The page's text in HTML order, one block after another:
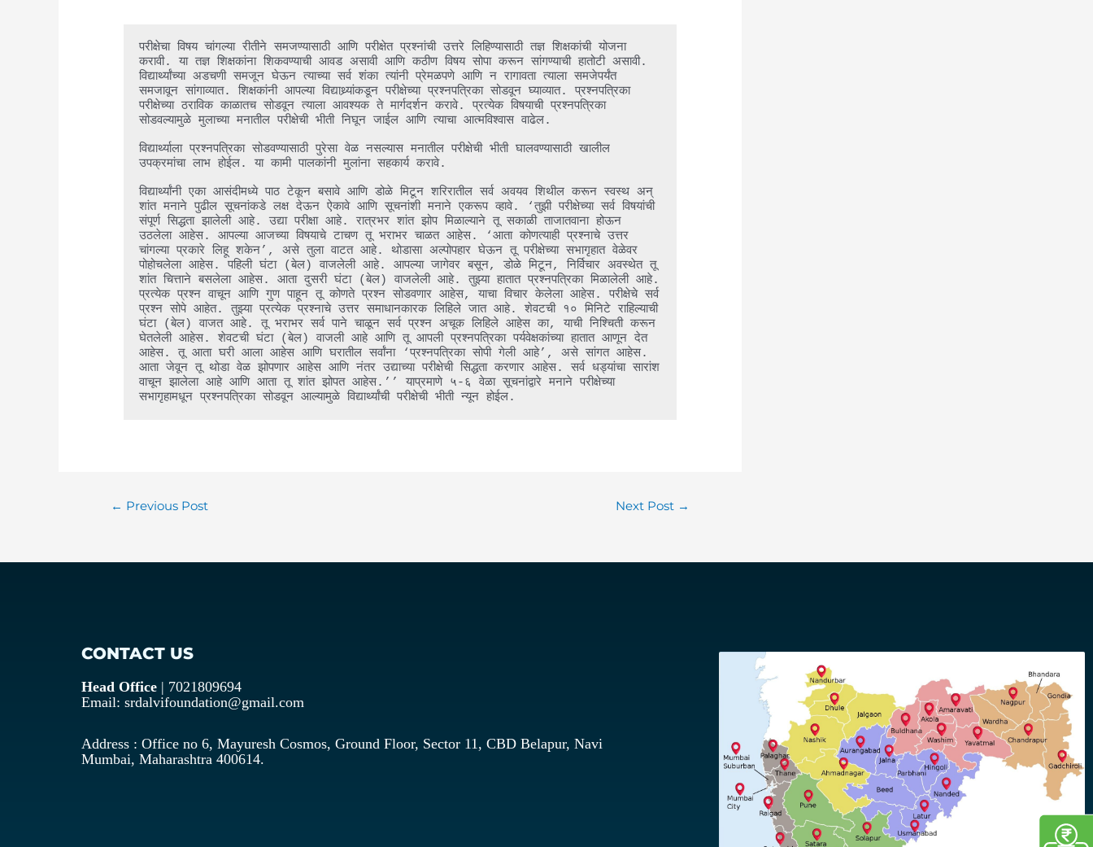
परीक्षेचा विषय चांगल्या रीतीने समजण्यासाठी आणि परीक्षेत प्रश्नांची उत्तरे लिहिण्यासाठी तज्ञ शिक्षकांची योजना
करावी. या तज्ञ शिक्षकांना शिकवण्याची आवड असावी आणि कठीण विषय सोपा करून सांगण्याची हातोटी असावी.
विद्यार्थ्यांच्या अडचणी समजून घेऊन त्याच्या सर्व शंका त्यांनी प्रेमळपणे आणि न रागावता त्याला समजेपर्यंत
समजावून सांगाव्यात. शिक्षकांनी आपल्या विद्याथ्र्यांकडून परीक्षेच्या प्रश्नपत्रिका सोडवून घ्याव्यात. प्रश्नपत्रिका
परीक्षेच्या ठराविक काळातच सोडवून त्याला आवश्यक ते मार्गदर्शन करावे. प्रत्येक विषयाची प्रश्नपत्रिका
सोडवल्यामुळे मुलाच्या मनातील परीक्षेची भीती निघून जाईल आणि त्याचा आत्मविश्वास वाढेल.
विद्यार्थ्याला प्रश्नपत्रिका सोडवण्यासाठी पुरेसा वेळ नसल्यास मनातील परीक्षेची भीती घालवण्यासाठी खालील
उपक्रमांचा लाभ होईल. या कामी पालकांनी मुलांना सहकार्य करावे.
विद्यार्थ्यांनी एका आसंदीमध्ये पाठ टेकून बसावे आणि डोळे मिटून शरिरातील सर्व अवयव शिथील करून स्वस्थ अन्
शांत मनाने पुढील सूचनांकडे लक्ष देऊन ऐकावे आणि सूचनांशी मनाने एकरूप व्हावे. ‘तुझी परीक्षेच्या सर्व विषयांची
संपूर्ण सिद्धता झालेली आहे. उद्या परीक्षा आहे. रात्रभर शांत झोप मिळाल्याने तू सकाळी ताजातवाना होऊन
उठलेला आहेस. आपल्या आजच्या विषयाचे टाचण तू भराभर चाळत आहेस. ‘आता कोणत्याही प्रश्नाचे उत्तर
चांगल्या प्रकारे लिहू शकेन’, असे तुला वाटत आहे. थोडासा अल्पोपहार घेऊन तू परीक्षेच्या सभागृहात वेळेवर
पोहोचलेला आहेस. पहिली घंटा (बेल) वाजलेली आहे. आपल्या जागेवर बसून, डोळे मिटून, निर्विचार अवस्थेत तू
शांत चित्ताने बसलेला आहेस. आता दुसरी घंटा (बेल) वाजलेली आहे. तुझ्या हातात प्रश्नपत्रिका मिळालेली आहे.
प्रत्येक प्रश्न वाचून आणि गुण पाहून तू कोणते प्रश्न सोडवणार आहेस, याचा विचार केलेला आहेस. परीक्षेचे सर्व
प्रश्न सोपे आहेत. तुझ्या प्रत्येक प्रश्नाचे उत्तर समाधानकारक लिहिले जात आहे. शेवटची १० मिनिटे राहिल्याची
घंटा (बेल) वाजत आहे. तू भराभर सर्व पाने चाळून सर्व प्रश्न अचूक लिहिले आहेस का, याची निश्चिती करून
घेतलेली आहेस. शेवटची घंटा (बेल) वाजली आहे आणि तू आपली प्रश्नपत्रिका पर्यवेक्षकांच्या हातात आणून देत
आहेस. तू आता घरी आला आहेस आणि घरातील सर्वांना ‘प्रश्नपत्रिका सोपी गेली आहे’, असे सांगत आहेस.
आता जेवून तू थोडा वेळ झोपणार आहेस आणि नंतर उद्याच्या परीक्षेची सिद्धता करणार आहेस. सर्व धड्यांचा सारांश
वाचून झालेला आहे आणि आता तू शांत झोपत आहेस.’’ याप्रमाणे ५-६ वेळा सूचनांद्वारे मनाने परीक्षेच्या
सभागृहामधून प्रश्नपत्रिका सोडवून आल्यामुळे विद्यार्थ्यांची परीक्षेची भीती न्यून होईल.
← Previous Post Next Post →
CONTACT US
Head Office | 7021809694
Email: srdalvifoundation@gmail.com
Address : Office no 6, Mayuresh Cosmos, Ground Floor, Sector 11, CBD Belapur, Navi
Mumbai, Maharashtra 400614.